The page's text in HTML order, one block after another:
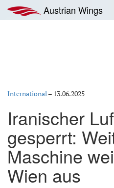
Inhalt
springen
Austrian Wings
International– 13.06.2025
Iranischer
gesperrt:
Maschine
Wien aus